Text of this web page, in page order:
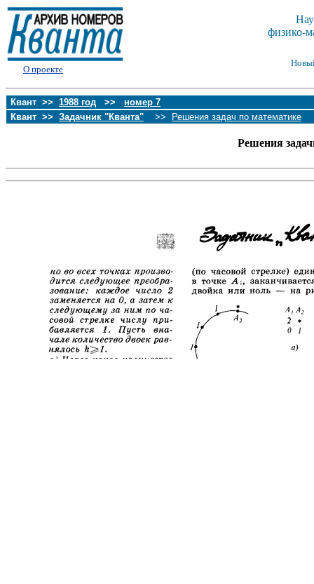
О проекте
физико-
Квант >> 1988 год >> номер 7
Квант >> Задачник "Кванта" >> Решения задач по математике
Решения